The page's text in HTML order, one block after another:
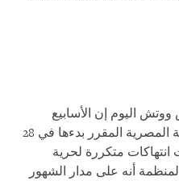
اليوم إن الأسابيع
السابقة على الانتخابات البرلمانية المصرية المقرر بدءها في 28
الثاني 2011 شهدت انتهاكات متكررة لحرية
أنه على مدار الشهور